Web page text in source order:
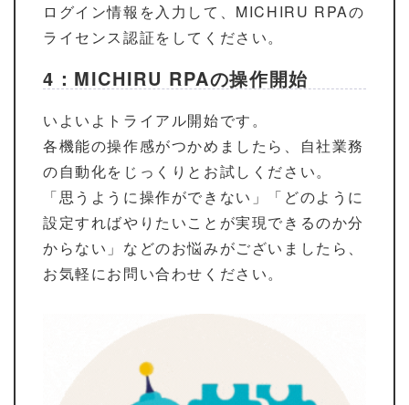
ログイン情報を入力して、MICHIRU RPAの
ライセンス認証をしてください。
4：MICHIRU RPAの操作開始
いよいよトライアル開始です。
各機能の操作感がつかめましたら、自社業務
の自動化をじっくりとお試しください。
「思うように操作ができない」「どのように
設定すればやりたいことが実現できるのか分
からない」などのお悩みがございましたら、
お気軽にお問い合わせください。